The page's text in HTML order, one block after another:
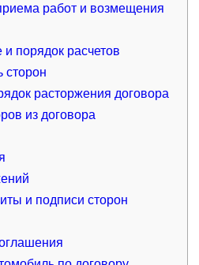
работ и возмещения
порядок расчетов
сторон
расторжения договора
из договора
и подписи сторон